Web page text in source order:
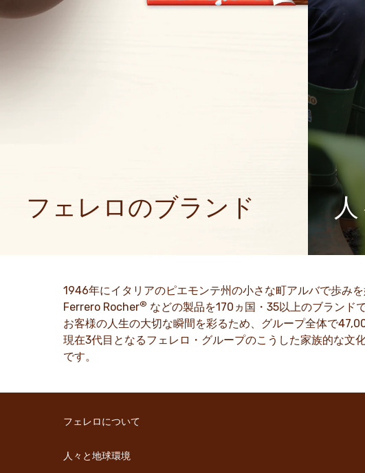
フェレロのブランド
詳細を見る
家族
は、
詳
1946年にイタリアのピエモンテ州の小さな町アルバで歩み
Ferrero Rocher® などの製品を170ヵ国・35以上のブランド
お客様の人生の大切な瞬間を彩るため、グループ全体で
現在3代目となるフェレロ・グループのこうした家族的な文
です。
フェレロについて
人々と地球環境